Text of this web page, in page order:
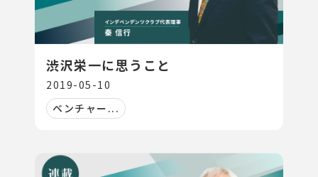
渋沢栄一に思うこと
2019-05-10
ベンチャー...